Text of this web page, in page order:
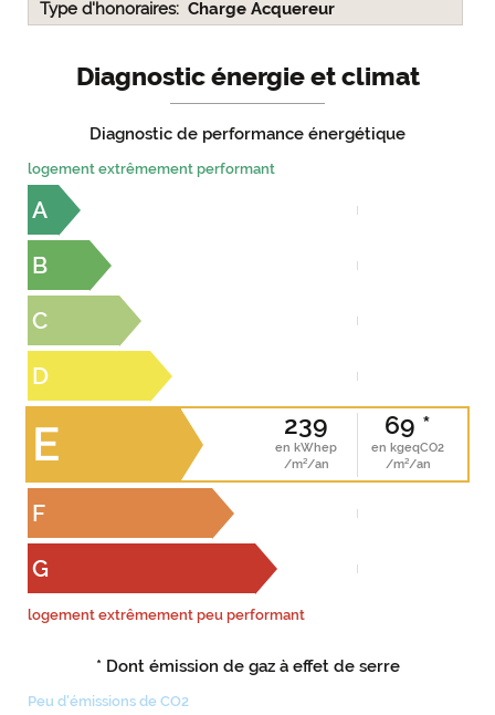
Type d'honoraires
Charge Acquereur
Diagnostic énergie et climat
Diagnostic de performance énergétique
logement extrêmement performant
A
B
C
D
E 239
en kWhep
/m²/an
69 *
en kgeqCO2
/m²/an
F
G
logement extrêmement peu performant
* Dont émission de gaz à effet de serre
Peu d'émissions de CO2